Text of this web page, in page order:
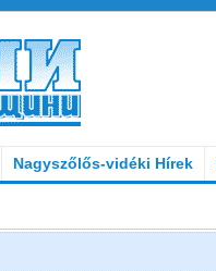
Nagyszőlős-vidéki Hírek